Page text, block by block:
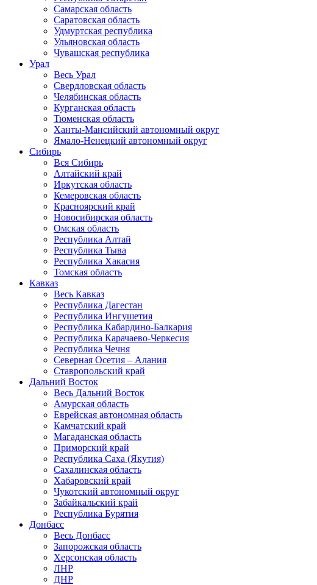
Самарская область
Саратовская область
Удмуртская республика
Ульяновская область
Чувашская республика
Урал
Весь Урал
Свердловская область
Челябинская область
Курганская область
Тюменская область
Ханты-Мансийский автономный округ
Ямало-Ненецкий автономный округ
Сибирь
Вся Сибирь
Алтайский край
Иркутская область
Кемеровская область
Красноярский край
Новосибирская область
Омская область
Республика Алтай
Республика Тыва
Республика Хакасия
Томская область
Кавказ
Весь Кавказ
Республика Дагестан
Республика Ингушетия
Республика Кабардино-Балкария
Республика Карачаево-Черкесия
Республика Чечня
Северная Осетия – Алания
Ставропольский край
Дальний Восток
Весь Дальний Восток
Амурская область
Еврейская автономная область
Камчатский край
Магаданская область
Приморский край
Республика Саха (Якутия)
Сахалинская область
Хабаровский край
Чукотский автономный округ
Забайкальский край
Республика Бурятия
Донбасс
Весь Донбасс
Запорожская область
Херсонская область
ЛНР
ДНР